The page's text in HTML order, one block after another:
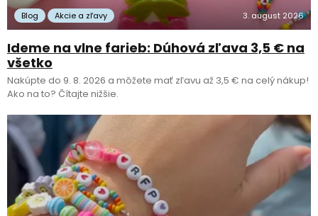
Blog Akcie a zľavy 3. august 2026
Ideme na vlne farieb: Dúhová zľava 3,5 € na
všetko
Nakúpte do 9. 8. 2026 a môžete mať zľavu až 3,5 € na celý nákup!
Ako na to? Čítajte nižšie.